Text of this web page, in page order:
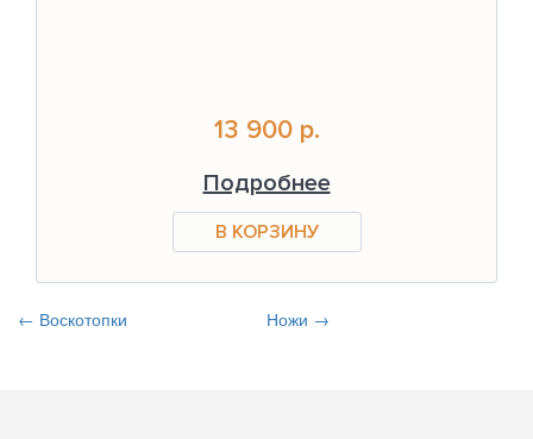
13 900 р.
Подробнее
← Воскотопки Ножи →